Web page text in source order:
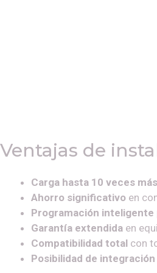
Ventajas de
Carga hasta 10 veces
Ahorro significativo en
Programación inteligente
Garantía extendida en
Compatibilidad total con
Posibilidad de integración